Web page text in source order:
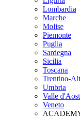
Lombardia
Marche
Molise
Piemonte
Puglia
Sardegna
Sicilia
Toscana
Trentino-
Umbria
Valle
Veneto